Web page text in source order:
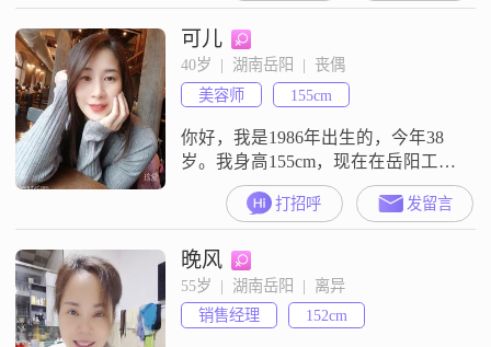
活有另一半相互照顾，平凡生活余
生衣食无忧##3002##
可儿
40岁  |  湖南岳阳  |  丧偶
美容师
155cm
你好，我是1986年出生的，今年38
岁。我身高155cm，现在在岳阳工作
生活。我的学历是高中及以下，目
前的月收入在5001到8000元之间。
我的性格比较开朗爱笑，平时待人
真诚可靠，心态上也比较乐观积
极。我觉得生活就是要享受当下，
同时也希望能和另一半共同进步。
在感情里，我觉得信任和包容是很
打招呼 发留言
晚风
55岁  |  湖南岳阳  |  离异
销售经理
152cm